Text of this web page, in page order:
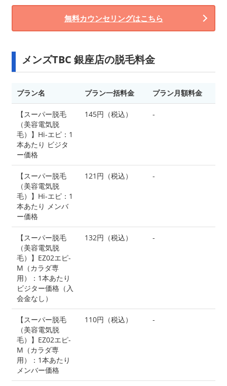
無料カウンセリングはこちら
メンズTBC 銀座店の脱毛料金
プラン名 プラン一括料金 プラン月額料金
【スーパー脱毛
（美容電気脱
毛）】Hi-エピ：1
本あたり ビジタ
ー価格
145円（税込） -
【スーパー脱毛
（美容電気脱
毛）】Hi-エピ：1
本あたり メンバ
ー価格
121円（税込） -
【スーパー脱毛
（美容電気脱
毛）】EZ02エピ-
M（カラダ専
用）：1本あたり
ビジター価格（入
会金なし）
132円（税込） -
【スーパー脱毛
（美容電気脱
毛）】EZ02エピ-
M（カラダ専
用）：1本あたり
メンバー価格
110円（税込） -